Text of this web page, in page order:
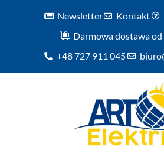
Newsletter Kontakt
Darmowa dostawa od
+48 727 911 045